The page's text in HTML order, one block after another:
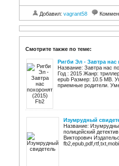
Добавил: vagrant58
Смотрите также по теме:
Ригби Эл - Завтра нас
Название: Завтра нас
Год : 2015 Жанр:
epub Размер: 10.5 MB.
приемные родители.
Изумрудный
Название:
полицейский
Викторович